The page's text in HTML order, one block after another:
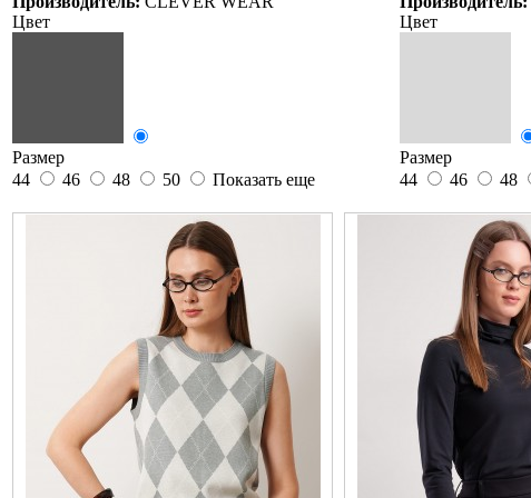
Цвет
Размер
44
46 48 50 Показать еще
Цвет
Размер
44
46 48